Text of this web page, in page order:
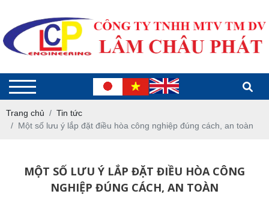
Trang chủ
Tin tức
Một số lưu ý lắp đặt điều hòa công nghiệp đúng cách, an toàn
MỘT SỐ LƯU Ý LẮP ĐẶT ĐIỀU HÒA CÔNG
NGHIỆP ĐÚNG CÁCH, AN TOÀN